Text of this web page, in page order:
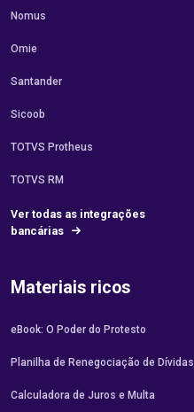
Nomus
Omie
Santander
Sicoob
TOTVS Protheus
TOTVS RM
Ver todas as integrações
bancárias
Materiais ricos
eBook: O Poder do Protesto
Planilha de Renegociação de Dívidas
Calculadora de Juros e Multa